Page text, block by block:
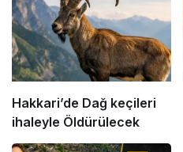
Hakkari’de Dağ keçileri
ihaleyle Öldürülecek